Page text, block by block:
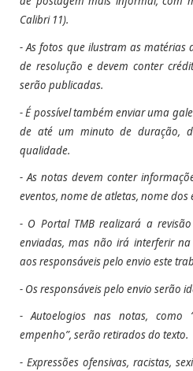
Calibri 11).
- As fotos que ilustram as
de resolução e devem conter
serão publicadas.
- É possível também enviar uma
de até um minuto de duração,
qualidade.
- As notas devem conter
eventos, nome de atletas, nome dos
- O Portal TMB realizará a
enviadas, mas não irá interferir
aos responsáveis pelo envio este
- Os responsáveis pelo envio serão
- Autoelogios nas notas, como
empenho”, serão retirados do texto.
- Expressões ofensivas, racistas,